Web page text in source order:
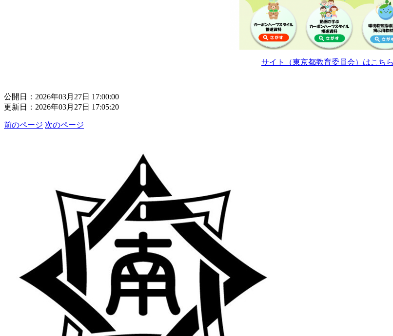
サイト（東京都教育委員会）はこちら
公開日：2026年03月27日 17:00:00
更新日：2026年03月27日 17:05:20
前のページ 次のページ